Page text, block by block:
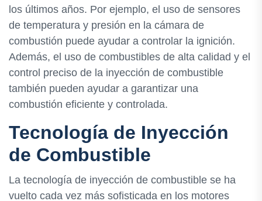
los últimos años. Por ejemplo, el uso de sensores
de temperatura y presión en la cámara de
combustión puede ayudar a controlar la ignición.
Además, el uso de combustibles de alta calidad y el
control preciso de la inyección de combustible
también pueden ayudar a garantizar una
combustión eficiente y controlada.
Tecnología de Inyección
de Combustible
La tecnología de inyección de combustible se ha
vuelto cada vez más sofisticada en los motores